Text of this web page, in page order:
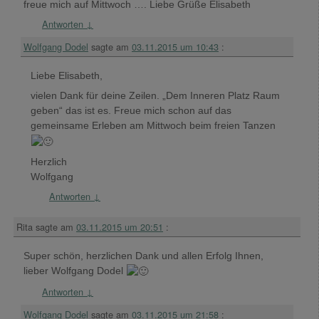
freue mich auf Mittwoch …. Liebe Grüße Elisabeth
Antworten ↓
Wolfgang Dodel sagte am 03.11.2015 um 10:43 :
Liebe Elisabeth,
vielen Dank für deine Zeilen. „Dem Inneren Platz Raum
geben“ das ist es. Freue mich schon auf das
gemeinsame Erleben am Mittwoch beim freien Tanzen
Herzlich
Wolfgang
Antworten ↓
Rita sagte am 03.11.2015 um 20:51 :
Super schön, herzlichen Dank und allen Erfolg Ihnen,
lieber Wolfgang Dodel
Antworten ↓
Wolfgang Dodel sagte am 03.11.2015 um 21:58 :